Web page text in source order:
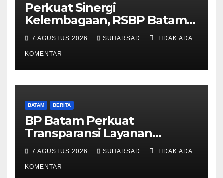
Perkuat Sinergi
Kelembagaan, RSBP Batam
dan BPOM Pastikan
Pelayanan dan Ketersediaan
Obat Aman
7 AGUSTUS 2026 SUHARSAD TIDAK ADA
KOMENTAR
BATAM BERITA
BP Batam Perkuat
Transparansi Layanan
Pertanahan, Alokasi Tanah
Reguler Segera Hadir Melalui
LMS
7 AGUSTUS 2026 SUHARSAD TIDAK ADA
KOMENTAR